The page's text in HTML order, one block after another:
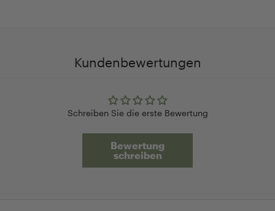
Kundenbewertungen
Schreiben Sie die erste Bewertung
Bewertung
schreiben